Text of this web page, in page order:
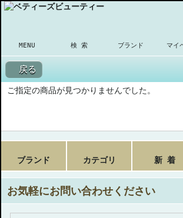
MENU 検 索 ブランド マイ
戻る
ご指定の商品が見つかりませんでした。
ブランド カテゴリ 新 着
お気軽にお問い合わせください